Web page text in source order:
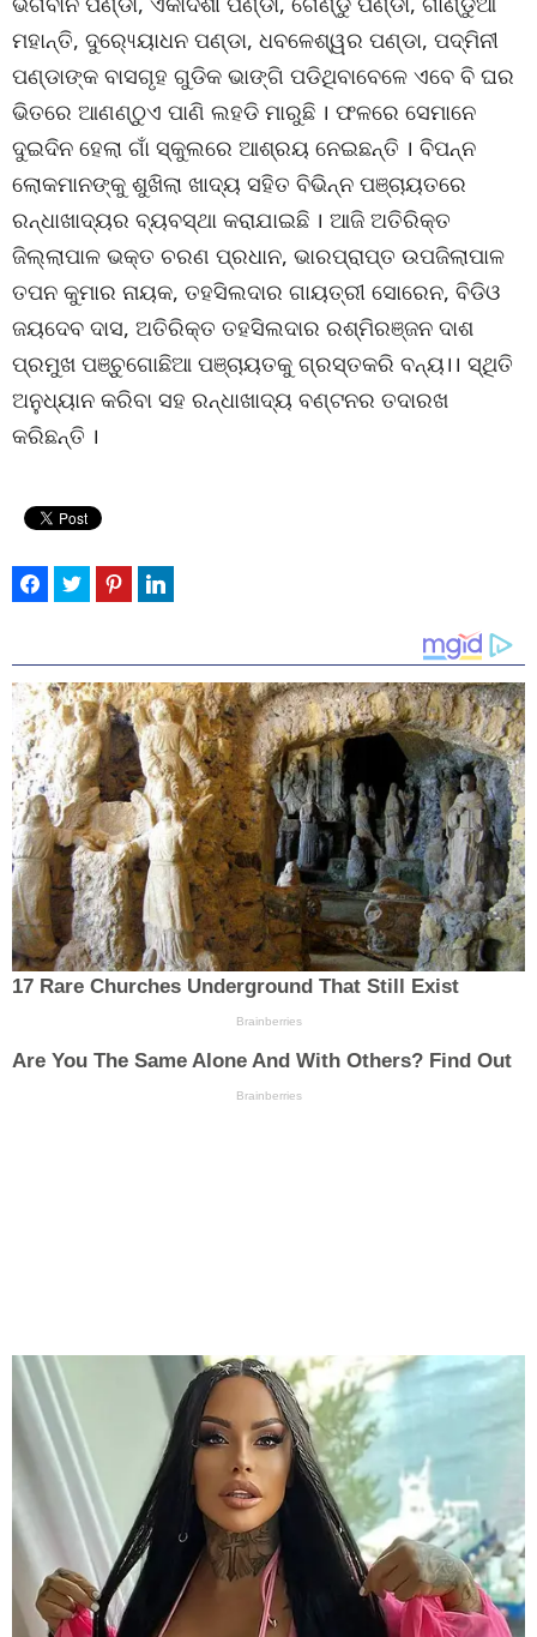
ମହାନ୍ତି, ଦୁର‌୍ୟ୍ୟୋଧନ ପଣ୍ଡା, ଧବଳେଶ୍ୱର ପଣ୍ଡା, ପଦ୍ମିନୀ
ପଣ୍ଡାଙ୍କ ବାସଗୃହ ଗୁଡିକ ଭାଙ୍ଗି ପଡିଥିବାବେଳେ ଏବେ ବି ଘର
ଭିତରେ ଆଣଣ୍ଠୁଏ ପାଣି ଲହଡି ମାରୁଛି । ଫଳରେ ସେମାନେ
ଦୁଇଦିନ ହେଲା ଗାଁ ସ୍କୁଲରେ ଆଶ୍ରୟ ନେଇଛନ୍ତି । ବିପନ୍ନ
ଲୋକମାନଙ୍କୁ ଶୁଖିଲା ଖାଦ୍ୟ ସହିତ ବିଭିନ୍ନ ପଞ୍ଚାୟତରେ
ରନ୍ଧାଖାଦ୍ୟର ବ୍ୟବସ୍ଥା କରାଯାଇଛି । ଆଜି ଅତିରିକ୍ତ
ଜିଲ୍ଲାପାଳ ଭକ୍ତ ଚରଣ ପ୍ରଧାନ, ଭାରପ୍ରାପ୍ତ ଉପଜିଲାପାଳ
ତପନ କୁମାର ନାୟକ, ତହସିଲଦାର ଗାୟତ୍ରୀ ସୋରେନ, ବିଡିଓ
ଜୟଦେବ ଦାସ, ଅତିରିକ୍ତ ତହସିଲଦାର ରଶ୍ମିରଞ୍ଜନ ଦାଶ
ପ୍ରମୁଖ ପଞ୍ଚୁଗୋଛିଆ ପଞ୍ଚାୟତକୁ ଗ୍ରସ୍ତକରି ବନ୍ୟ।। ସ୍ଥିତି
ଅନୁଧ୍ୟାନ କରିବା ସହ ରନ୍ଧାଖାଦ୍ୟ ବଣ୍ଟନର ତଦାରଖ
କରିଛନ୍ତି ।